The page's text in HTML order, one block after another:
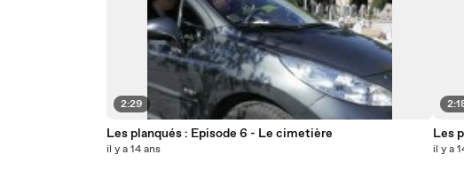
2:29
Les planqués : Episode 6 - Le cimetière
il y a 14 ans
Les
il y a